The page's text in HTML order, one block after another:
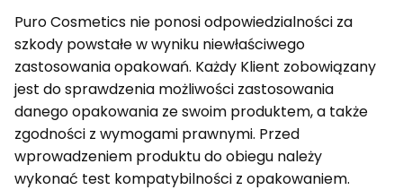
Puro Cosmetics nie ponosi odpowiedzialności za
szkody powstałe w wyniku niewłaściwego
zastosowania opakowań. Każdy Klient zobowiązany
jest do sprawdzenia możliwości zastosowania
danego opakowania ze swoim produktem, a także
zgodności z wymogami prawnymi. Przed
wprowadzeniem produktu do obiegu należy
wykonać test kompatybilności z opakowaniem.